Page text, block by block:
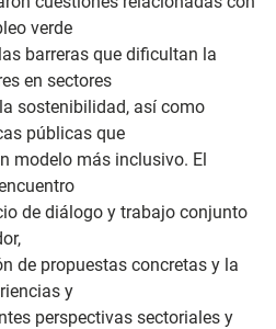
verde
barreras que dificultan la
en sectores
sostenibilidad, así como
públicas que
modelo más inclusivo. El
de diálogo y trabajo conjunto
de propuestas concretas y la
y
perspectivas sectoriales y